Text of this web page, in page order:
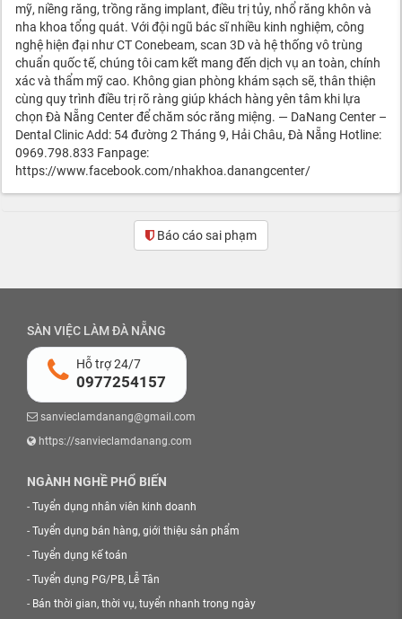
mỹ, niềng răng, trồng răng implant, điều trị tủy, nhổ răng khôn và
nha khoa tổng quát. Với đội ngũ bác sĩ nhiều kinh nghiệm, công
nghệ hiện đại như CT Conebeam, scan 3D và hệ thống vô trùng
chuẩn quốc tế, chúng tôi cam kết mang đến dịch vụ an toàn, chính
xác và thẩm mỹ cao. Không gian phòng khám sạch sẽ, thân thiện
cùng quy trình điều trị rõ ràng giúp khách hàng yên tâm khi lựa
chọn Đà Nẵng Center để chăm sóc răng miệng. — DaNang Center –
Dental Clinic Add: 54 đường 2 Tháng 9, Hải Châu, Đà Nẵng Hotline:
0969.798.833 Fanpage:
https://www.facebook.com/nhakhoa.danangcenter/
Báo cáo sai phạm
SÀN VIỆC LÀM ĐÀ NẴNG
Hỗ trợ 24/7
0977254157
sanvieclamdanang@gmail.com
https://sanvieclamdanang.com
NGÀNH NGHỀ PHỔ BIẾN
- Tuyển dụng nhân viên kinh doanh
- Tuyển dụng bán hàng, giới thiệu sản phẩm
- Tuyển dụng kế toán
- Tuyển dụng PG/PB, Lễ Tân
- Bán thời gian, thời vụ, tuyển nhanh trong ngày